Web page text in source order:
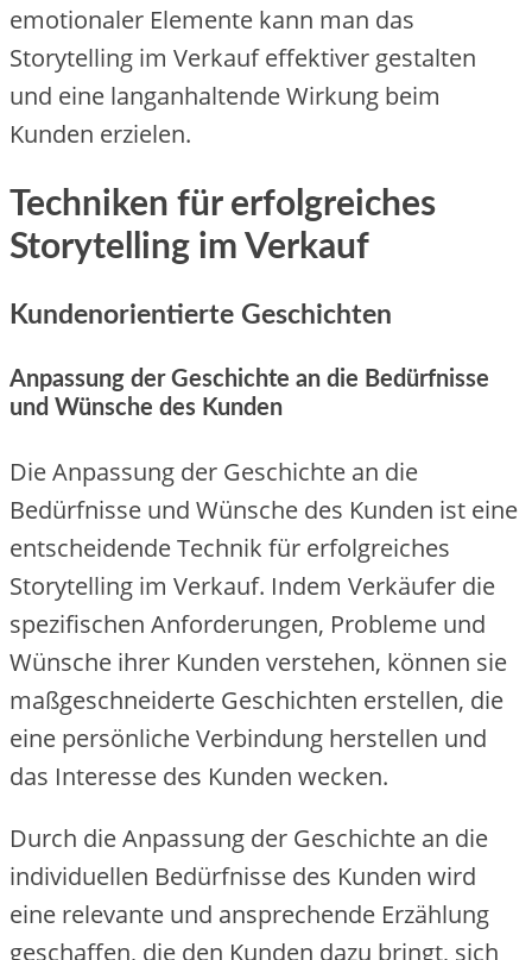
emotionaler Elemente kann man das
Storytelling im Verkauf effektiver gestalten
und eine langanhaltende Wirkung beim
Kunden erzielen.
Techniken für erfolgreiches
Storytelling im Verkauf
Kundenorientierte Geschichten
Anpassung der Geschichte an die Bedürfnisse
und Wünsche des Kunden
Die Anpassung der Geschichte an die
Bedürfnisse und Wünsche des Kunden ist eine
entscheidende Technik für erfolgreiches
Storytelling im Verkauf. Indem Verkäufer die
spezifischen Anforderungen, Probleme und
Wünsche ihrer Kunden verstehen, können sie
maßgeschneiderte Geschichten erstellen, die
eine persönliche Verbindung herstellen und
das Interesse des Kunden wecken.
Durch die Anpassung der Geschichte an die
individuellen Bedürfnisse des Kunden wird
eine relevante und ansprechende Erzählung
geschaffen, die den Kunden dazu bringt, sich